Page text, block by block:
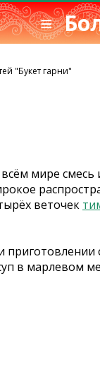
≡
"Букет гарни"
мире
веточек
в марлевом